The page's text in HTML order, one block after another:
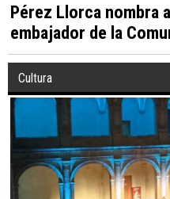
Pérez Llorca nombra
embajador de la
Cultura